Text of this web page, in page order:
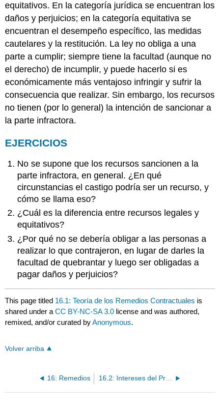
equitativos. En la categoría jurídica se encuentran los
daños y perjuicios; en la categoría equitativa se
encuentran el desempeño específico, las medidas
cautelares y la restitución. La ley no obliga a una
parte a cumplir; siempre tiene la facultad (aunque no
el derecho) de incumplir, y puede hacerlo si es
económicamente más ventajoso infringir y sufrir la
consecuencia que realizar. Sin embargo, los recursos
no tienen (por lo general) la intención de sancionar a
la parte infractora.
EJERCICIOS
No se supone que los recursos sancionen a la
parte infractora, en general. ¿En qué
circunstancias el castigo podría ser un recurso, y
cómo se llama eso?
¿Cuál es la diferencia entre recursos legales y
equitativos?
¿Por qué no se debería obligar a las personas a
realizar lo que contrajeron, en lugar de darles la
facultad de quebrantar y luego ser obligadas a
pagar daños y perjuicios?
This page titled 16.1: Teoría de los Remedios Contractuales is
shared under aCC BY-NC-SA 3.0 license and was authored,
remixed, and/or curated byAnonymous.
Volver arriba
16: Remedios 16.2: Intereses del Promiseedor Protegidos por Contrato